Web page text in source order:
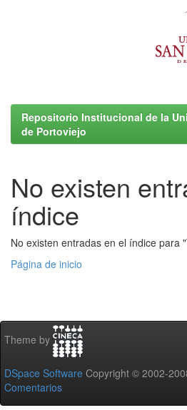
Repositorio Institucional de la
de Portoviejo
No existen
índice
No existen entradas en el índice para
Página de inicio
Theme by
DSpace Software Copyright © 2002-
Comentarios